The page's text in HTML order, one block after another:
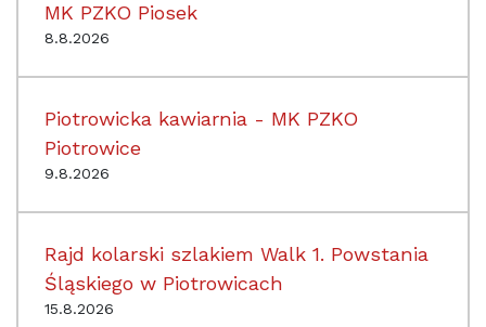
MK PZKO Piosek
8.8.2026
Piotrowicka kawiarnia - MK PZKO
Piotrowice
9.8.2026
Rajd kolarski szlakiem Walk 1. Powstania
Śląskiego w Piotrowicach
15.8.2026